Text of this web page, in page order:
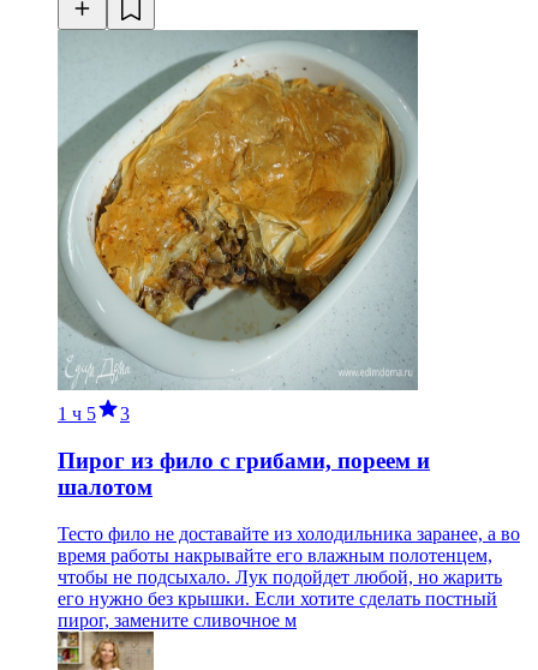
1 ч 5 3
Пирог из фило с грибами, пореем и
шалотом
Тесто фило не доставайте из холодильника заранее, а во
время работы накрывайте его влажным полотенцем,
чтобы не подсыхало. Лук подойдет любой, но жарить
его нужно без крышки. Если хотите сделать постный
пирог, замените сливочное м